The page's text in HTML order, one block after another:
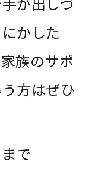
かした
族のサポ
方はぜひ
まで